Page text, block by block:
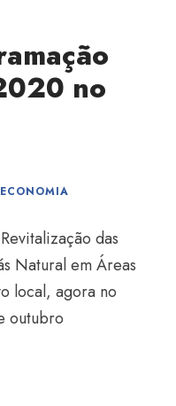
no
ECONOMIA
das
Natural em Áreas
local, agora no
outubro